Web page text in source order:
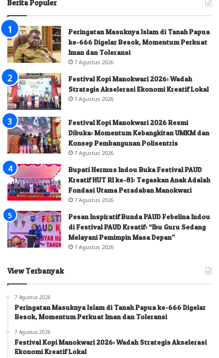
Berita Populer
Peringatan Masuknya Islam di Tanah Papua
ke-666 Digelar Besok, Momentum Perkuat
Iman dan Toleransi
7 Agustus 2026
Festival Kopi Manokwari 2026: Wadah
Strategis Akselerasi Ekonomi Kreatif Lokal
7 Agustus 2026
Festival Kopi Manokwari 2026 Resmi
Dibuka: Momentum Kebangkitan UMKM dan
Konsep Pembangunan Polisentris
7 Agustus 2026
Bupati Hermus Indou Buka Festival PAUD
Kreatif HUT RI ke-81: Tegaskan Anak Adalah
Fondasi Utama Peradaban Manokwari
7 Agustus 2026
Pesan Inspiratif Bunda PAUD Febelina Indou
di Festival PAUD Kreatif: “Ibu Guru Sedang
Melayani Pemimpin Masa Depan”
7 Agustus 2026
View Terbanyak
7 Agustus 2026
Peringatan Masuknya Islam di Tanah Papua ke-666 Digelar
Besok, Momentum Perkuat Iman dan Toleransi
7 Agustus 2026
Festival Kopi Manokwari 2026: Wadah Strategis Akselerasi
Ekonomi Kreatif Lokal